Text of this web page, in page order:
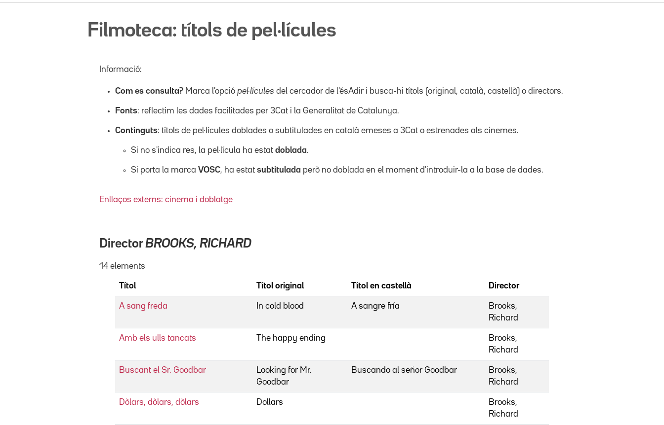
Filmoteca: títols de pel·lícules
Informació:
Com es consulta? Marca l'opció pel·lícules del cercador de l'ésAdir i busca-hi títols (original, català, castellà) o directors.
Fonts: reflectim les dades facilitades per 3Cat i la Generalitat de Catalunya.
Continguts: títols de pel·lícules doblades o subtitulades en català emeses a 3Cat o estrenades als cinemes.
Si no s'indica res, la pel·lícula ha estat doblada.
Si porta la marca VOSC, ha estat subtitulada però no doblada en el moment d'introduir-la a la base de dades.
Enllaços externs: cinema i doblatge
Director BROOKS, RICHARD
14 elements
Títol Títol original Títol en castellà Director
A sang freda In cold blood A sangre fría
Brooks,
Richard
Amb els ulls tancats The happy ending
Brooks,
Richard
Buscant el Sr. Goodbar
Looking for Mr.
Goodbar
Buscando al señor Goodbar
Brooks,
Richard
Dòlars, dòlars, dòlars Dollars
Brooks,
Richard